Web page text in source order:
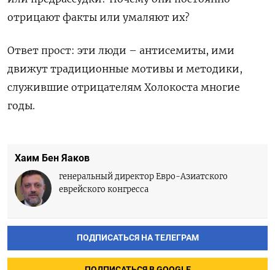
отрицают факты или умаляют их?
Ответ прост: эти люди – антисемиты, ими
движут традиционные мотивы и методики,
служившие отрицателям Холокоста многие
годы.
Хаим Бен Яаков
генеральный директор Евро-Азиатского
еврейского конгресса
ПОДПИСАТЬСЯ НА ТЕЛЕГРАМ